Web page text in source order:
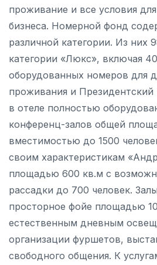
проживание и все условия
бизнеса. Номерной фонд
различной категории. Из них
категории «Люкс», включая
оборудованных номеров для
проживания и Президентский
в отеле полностью
конференц-залов общей
вместимостью до 1500
своим характеристикам
площадью 600 кв.м с
рассадки до 700 человек.
просторное фойе площадью
естественным дневным
организации фуршетов,
свободного общения. К